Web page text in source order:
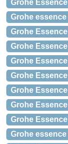
Grohe
Grohe
Grohe
Grohe
Grohe
Grohe
Grohe
Grohe
Grohe
Grohe essence